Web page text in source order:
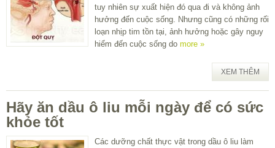
tuy nhiên sự xuất hiện đó qua đi và không ảnh
hưởng đến cuộc sống. Nhưng cũng có những rối
loạn nhịp tim tồn tại, ảnh hưởng hoặc gây nguy
hiểm đến cuộc sống do more »
XEM THÊM
Hãy ăn dầu ô liu mỗi ngày để có sức
khỏe tốt
Các dưỡng chất thực vật trong dầu ô liu làm